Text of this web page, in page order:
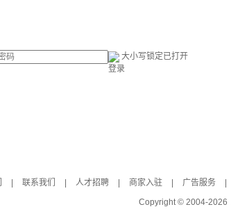
大小写锁定已打开
登录
联系我们 人才招聘 商家入驻 广告服务
Copyright © 2004-2026